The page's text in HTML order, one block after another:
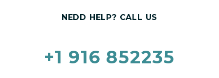
NEDD HELP? CALL US
+1 916 852235